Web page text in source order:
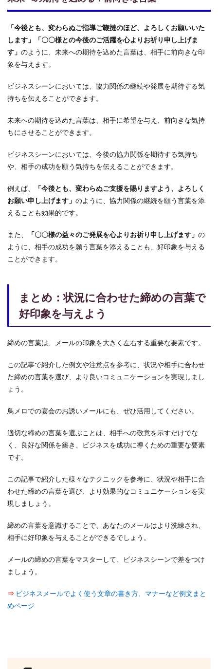
「今後とも、変わらぬご指導ご鞭撻のほど、よろしくお願いいた
します」「〇〇様との今後のご活躍を心よりお祈り申し上げま
す」 のように、未来への期待を込めた言葉は、相手に前向きな印
象を与えます。
ビジネスシーンにおいては、協力関係の継続や発展を期待する気
持ちを伝えることができます。
未来への期待を込めた言葉は、相手に希望を与え、前向きな気持
ちにさせることができます。
ビジネスシーンにおいては、今後の協力関係を期待する気持ち
や、相手の成功を願う気持ちを伝えることができます。
例えば、
「今後とも、変わらぬご支援を賜りますよう、よろしく
お願い申し上げます」 のように、協力関係の継続を願う言葉を添
えることも効果的です。
また、 「〇〇様の益々のご発展を心よりお祈り申し上げます」 の
ように、相手の成功を願う言葉を添えることも、好印象を与える
ことができます。
まとめ：状況に合わせた締めの言葉で
好印象を与えよう
締めの言葉は、メールの印象を大きく左右する重要な要素です。
この記事で紹介した例文や注意点を参考に、状況や相手に合わせ
た締めの言葉を選び、より良いコミュニケーションを実現しまし
ょう。
鳥メロでの宴会のお誘いメールにも、ぜひ活用してください。
適切な締めの言葉を選ぶことは、相手への敬意を示すだけでな
く、良好な関係を築き、ビジネスを成功に導くための重要な要素
です。
この記事で紹介した様々なテクニックを参考に、状況や相手に合
わせた締めの言葉を選び、より効果的なコミュニケーションを実
現しましょう。
締めの言葉を意識することで、あなたのメールはより洗練され、
相手に好印象を与えることができるでしょう。
メールの締めの言葉をマスターして、ビジネスシーンで差をつけ
ましょう。
⇒ ビジネスメールでよく使う文章の書き方、マナーなど例文まと
めページ